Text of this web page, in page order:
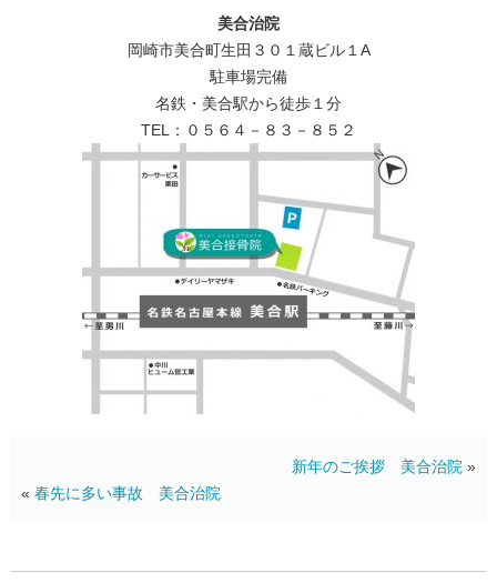
美合治院
岡崎市美合町生田３０１蔵ビル１A
駐車場完備
名鉄・美合駅から徒歩１分
TEL：０５６４－８３－８５２
新年のご挨拶 美合治院 »
« 春先に多い事故 美合治院